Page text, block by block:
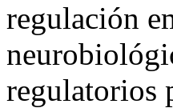
regulación
regulatorios